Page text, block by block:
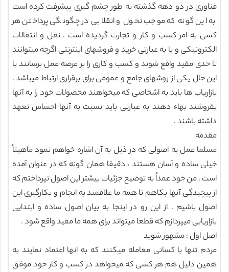
فناوری در دو دهه گذشته به طور چشم گیری پیشرفت کرده است
به این گونه که موجب تحول و انقلابی در چگونگی پرداختن هر
کسی به امر کسب و کار و تجارت گردیده است . نقل و انتقالات
الکترونیکی و یا به عبارتی خرید و فروشهای اینترنتی اگرچه میتوانند
تا حدی مفید واقع شوند و کسب و کاری را بر عرصه عمل برسانند با
این حال یکی از روشهای جامع و عمومی برای برقراری ارتباط میباشد .
بازاریاب ها باید به اشخاصی که میخواهند محصولات خود را به آنها
بفروشند بهاء دهند به عبارتی باید نسبت به آنها احساس تعهد
داشته باشند .
مقدمه
مسلما عمل به اصولی که در ذیل به آن اشاره خواهم نمود ماهیتاً
خیلی ساده و آسان هستند ، دقیقا همان گونه که در عنوان آمده
است . من خود عمداً به توضیح جزئیات بیشتر این اصول نپرداختم که
از پیچیدگی آنها بکاهم تا همه ما علاقمند به انجام و بکارگیری این
اصول باشیم . از این رو در اینجا به بیان اصول ساده و ابتدایی
بازاریابی میپردازم که قطعا میتواند برای همه ما مفید واقع شود .
اصل اول : مشهور شوید
مردم تنها با کسانی معامله میکنند که به انها اعتماد نمایند به
همین دلیل هم هر کسی که میخواهد در کسب و کار خود موفق